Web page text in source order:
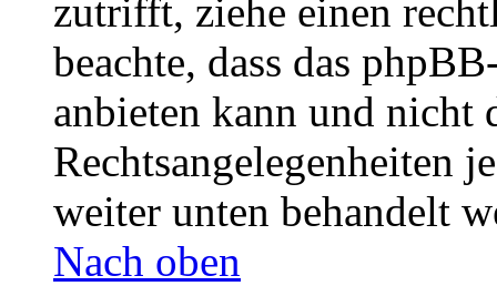
zutrifft, ziehe einen
beachte, dass das
anbieten kann und nicht
Rechtsangelegenheiten
weiter unten behandelt
Nach oben